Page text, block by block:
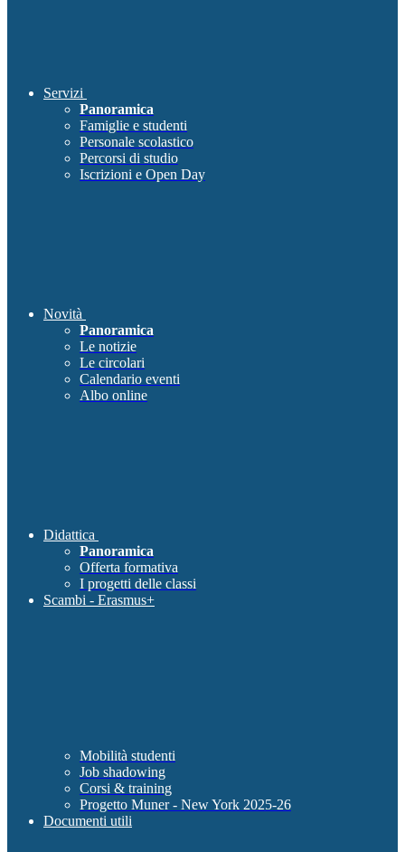
Servizi
Panoramica
Famiglie e studenti
Personale scolastico
Percorsi di studio
Iscrizioni e Open Day
Novità
Panoramica
Le notizie
Le circolari
Calendario eventi
Albo online
Didattica
Panoramica
Offerta formativa
I progetti delle classi
Scambi - Erasmus+
Mobilità studenti
Job shadowing
Corsi & training
Progetto Muner - New York 2025-26
Documenti utili